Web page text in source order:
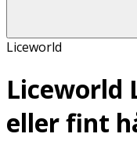
Liceworld
Liceworld
eller fint